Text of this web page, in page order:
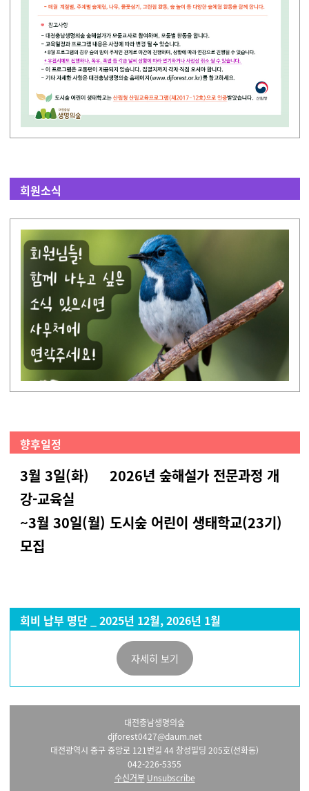
회원소식
향후일정
3월 3일(화) 2026년 숲해설가 전문과정 개
강-교육실
~3월 30일(월) 도시숲 어린이 생태학교(23기)
모집
회비 납부 명단 _ 2025년 12월, 2026년 1월
자세히 보기
대전충남생명의숲
djforest0427@daum.net
대전광역시 중구 중앙로 121번길 44 창성빌딩 205호(선화동)
042-226-5355
수신거부 Unsubscribe